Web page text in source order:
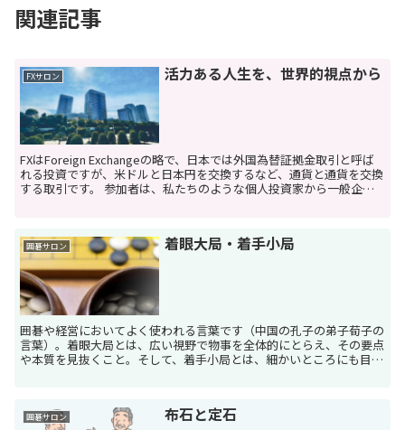
関連記事
FXサロン 活力ある人生を、世界的視点から
FXはForeign Exchangeの略で、日本では外国為替証拠金取引と呼ば
れる投資ですが、米ドルと日本円を交換するなど、通貨と通貨を交換
する取引です。 参加者は、私たちのような個人投資家から一般企
囲碁サロン 着眼大局・着手小局
囲碁や経営においてよく使われる言葉です（中国の孔子の弟子荀子の
言葉）。着眼大局とは、広い視野で物事を全体的にとらえ、その要点
や本質を見抜くこと。そして、着手小局とは、細かいところにも目を
囲碁サロン 布石と定石